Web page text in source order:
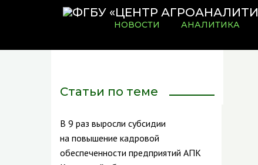
НОВОСТИ АНАЛИТИКА
Статьи по теме
В 9 раз выросли субсидии
на повышение кадровой
обеспеченности предприятий АПК